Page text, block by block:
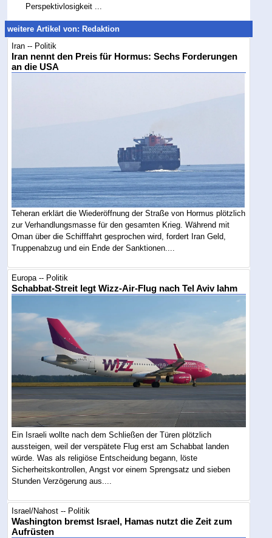
Perspektivlosigkeit ...
weitere Artikel von: Redaktion
Iran -- Politik
Iran nennt den Preis für Hormus: Sechs Forderungen
an die USA
Teheran erklärt die Wiederöffnung der Straße von Hormus plötzlich
zur Verhandlungsmasse für den gesamten Krieg. Während mit
Oman über die Schifffahrt gesprochen wird, fordert Iran Geld,
Truppenabzug und ein Ende der Sanktionen....
Europa -- Politik
Schabbat-Streit legt Wizz-Air-Flug nach Tel Aviv lahm
Ein Israeli wollte nach dem Schließen der Türen plötzlich
aussteigen, weil der verspätete Flug erst am Schabbat landen
würde. Was als religiöse Entscheidung begann, löste
Sicherheitskontrollen, Angst vor einem Sprengsatz und sieben
Stunden Verzögerung aus....
Israel/Nahost -- Politik
Washington bremst Israel, Hamas nutzt die Zeit zum
Aufrüsten